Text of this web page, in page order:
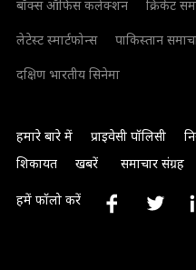
बॉक्स ऑफिस कलेक्शन
क्रिकेट
लेटेस्ट स्मार्टफोन्स
पाकिस्तान
दक्षिण भारतीय सिनेमा
हमारे बारे में प्राइवेसी पॉलिसी
शिकायत
खबरें समाचार संग्रह
हमें फॉलो करें